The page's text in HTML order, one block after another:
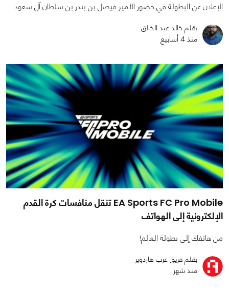
الإعلان عن البطولة في حضور الأمير فيصل بن بندر بن سلطان آل سعود
بقلم خالد عبد الخالق
منذ 4 أسابيع
EA Sports FC Pro Mobile تنقل منافسات كرة القدم
الإلكترونية إلى الهواتف
من هاتفك إلى بطولة العالم!
بقلم فريق عرب هاردوير
منذ شهر